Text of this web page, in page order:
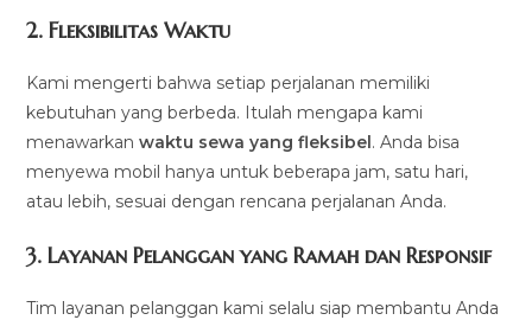
2.Fleksibilitas Waktu
Kami mengerti bahwa setiap perjalanan memiliki
kebutuhan yang berbeda. Itulah mengapa kami
menawarkanwaktu sewa yang fleksibel. Anda bisa
menyewa mobil hanya untuk beberapa jam, satu hari,
atau lebih, sesuai dengan rencana perjalanan Anda.
3.Layanan Pelanggan yang Ramah dan Responsif
Tim layanan pelanggan kami selalu siap membantu Anda